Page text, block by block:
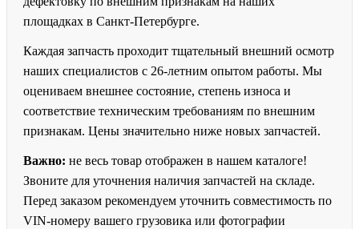
площадках в Санкт-Петербурге.
Каждая запчасть проходит тщательный внешний осмотр
наших специалистов с 26-летним опытом работы. Мы
оцениваем внешнее состояние, степень износа и
соответствие техническим требованиям по внешним
признакам. Цены значительно ниже новых запчастей.
Важно: не весь товар отображен в нашем каталоге!
Звоните для уточнения наличия запчастей на складе.
Перед заказом рекомендуем уточнить совместимость по
VIN-номеру вашего грузовика или фотографии